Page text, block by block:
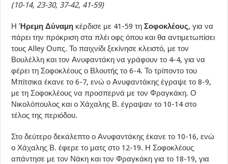
(10-14, 23-30, 37-42, 41-59)
ΗΉρεμη Δύναμη κέρδισε με 41-59 τηΣοφοκλέους, για να
πάρει την πρόκριση στα πλέι οφς όπου και θα αντιμετωπίσει
τους Alley Ουπς. Το παιχνίδι ξεκίνησε κλειστό, με τον
Βουλέλλη και τον Ανυφαντάκη να γράφουν το 4-4, για να
φέρει τη Σοφοκλέους ο Βλουτής το 6-4. Το τρίποντο του
Μπίτσικα έκανε το 6-7, ενώ ο Ανυφαντάκης έγραψε το 8-9,
με τη Σοφοκλέους να προσπερνά με τον Φραγκάκη. Ο
Νικολόπουλος και ο Χάχαλης Β. έγραψαν το 10-14 στο
τέλος της περιόδου.
Στο δεύτερο δεκάλεπτο ο Ανυφαντάκης έκανε το 10-16, ενώ
ο Χάχαλης Β. έφερε το ματς στο 12-19. Η Σοφοκλέους
απάντησε με τον Νάκη και τον Φραγκάκη για το 18-19, για